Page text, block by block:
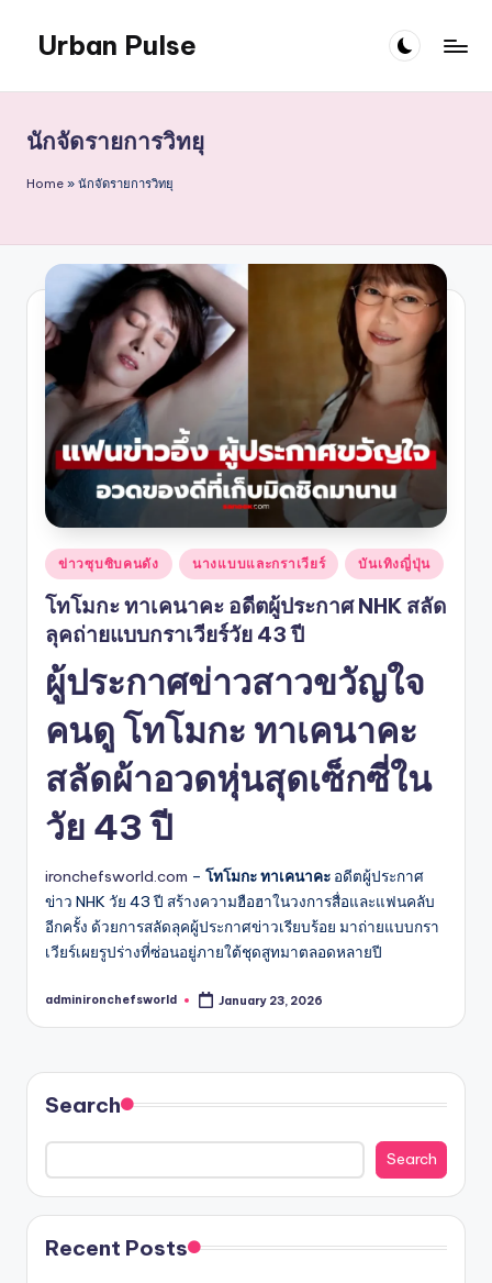
content
Urban Pulse
นักจัดรายการวิทยุ
Home » นักจัดรายการวิทยุ
Posted
in
ข่าวซุบซิบคนดัง นางแบบและกราเวียร์ บันเทิงญี่ปุ่น
โทโมกะ ทาเคนาคะ อดีตผู้ประกาศ NHK สลัด
ลุคถ่ายแบบกราเวียร์วัย 43 ปี
ผู้ประกาศข่าวสาวขวัญใจ
คนดู โทโมกะ ทาเคนาคะ
สลัดผ้าอวดหุ่นสุดเซ็กซี่ใน
วัย 43 ปี
ironchefsworld.com – โทโมกะ ทาเคนาคะ อดีตผู้ประกาศ
ข่าว NHK วัย 43 ปี สร้างความฮือฮาในวงการสื่อและแฟนคลับ
อีกครั้ง ด้วยการสลัดลุคผู้ประกาศข่าวเรียบร้อย มาถ่ายแบบกรา
เวียร์เผยรูปร่างที่ซ่อนอยู่ภายใต้ชุดสูทมาตลอดหลายปี
Posted
adminironchefsworld January 23, 2026
Search
Search
Recent Posts